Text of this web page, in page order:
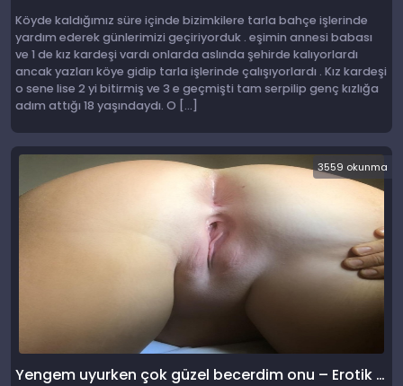
Köyde kaldığımız süre içinde bizimkilere tarla bahçe işlerinde
yardım ederek günlerimizi geçiriyorduk . eşimin annesi babası
ve 1 de kız kardeşi vardı onlarda aslında şehirde kalıyorlardı
ancak yazları köye gidip tarla işlerinde çalışıyorlardı . Kız kardeşi
o sene lise 2 yi bitirmiş ve 3 e geçmişti tam serpilip genç kızlığa
adım attığı 18 yaşındaydı. O […]
3559 okunma
Yengem uyurken çok güzel becerdim onu – Erotik Hikaye